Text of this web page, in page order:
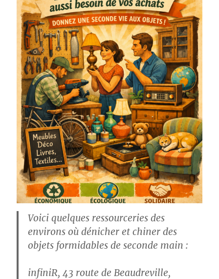
Voici quelques ressourceries des
environs où dénicher et chiner des
objets formidables de seconde main :
infiniR,43 route de Beaudreville,